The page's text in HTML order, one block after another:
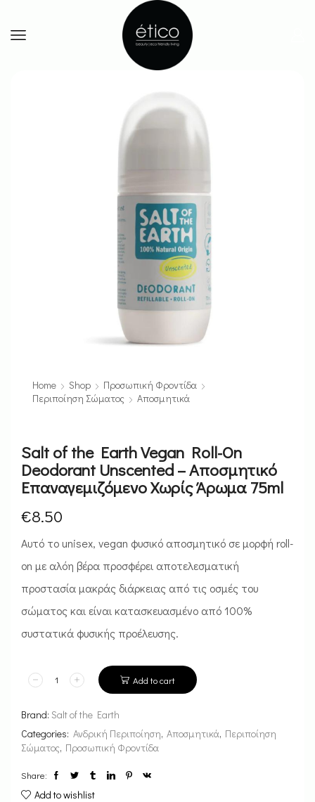
Home Shop
Προσωπική Φροντίδα
Περιποίηση Σώματος
Αποσμητικά
Salt of the Earth Vegan Roll-On
Deodorant Unscented – Αποσμητικό
Επαναγεμιζόμενο Χωρίς Άρωμα 75ml
€8.50
Αυτό το unisex, vegan φυσικό αποσμητικό σε μορφή roll-
on με αλόη βέρα προσφέρει αποτελεσματική
προστασία μακράς διάρκειας από τις οσμές του
σώματος και είναι κατασκευασμένο από 100%
συστατικά φυσικής προέλευσης.
Add to cart
Brand: Salt of the Earth
Categories: Ανδρική Περιποίηση, Αποσμητικά, Περιποίηση
Σώματος, Προσωπική Φροντίδα
Share:
Add to wishlist